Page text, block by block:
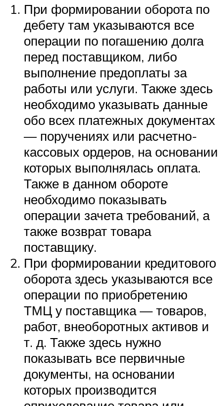
При формировании оборота по
дебету там указываются все
операции по погашению долга
перед поставщиком, либо
выполнение предоплаты за
работы или услуги. Также здесь
необходимо указывать данные
обо всех платежных документах
— поручениях или расчетно-
кассовых ордеров, на основании
которых выполнялась оплата.
Также в данном обороте
необходимо показывать
операции зачета требований, а
также возврат товара
поставщику.
При формировании кредитового
оборота здесь указываются все
операции по приобретению
ТМЦ у поставщика — товаров,
работ, внеоборотных активов и
т. д. Также здесь нужно
показывать все первичные
документы, на основании
которых производится